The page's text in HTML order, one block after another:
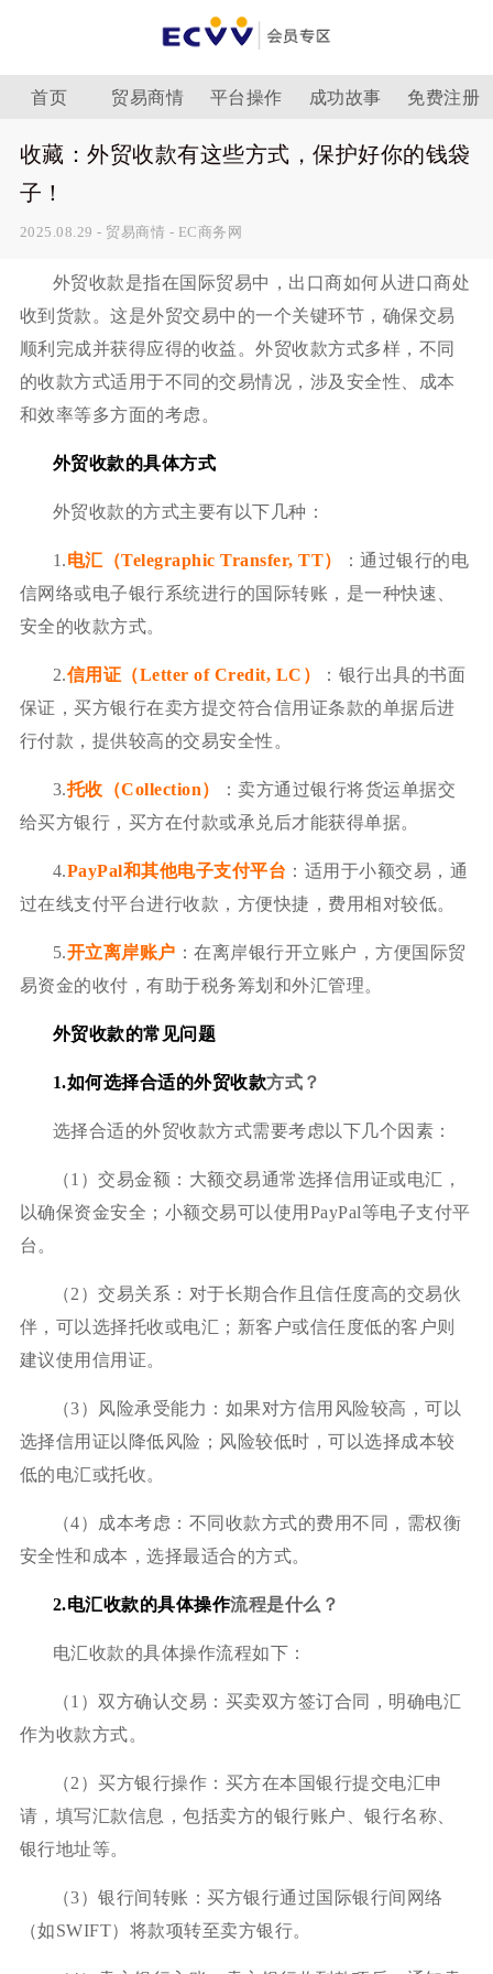
首页 贸易商情 平台操作 成功故事 免费注册
收藏：外贸收款有这些方式，保护好你的钱袋
子！
2025.08.29- 贸易商情 - EC商务网
外贸收款是指在国际贸易中，出口商如何从进口商处
收到货款。这是外贸交易中的一个关键环节，确保交易
顺利完成并获得应得的收益。外贸收款方式多样，不同
的收款方式适用于不同的交易情况，涉及安全性、成本
和效率等多方面的考虑。
外贸收款的具体方式
外贸收款的方式主要有以下几种：
1.电汇（Telegraphic Transfer, TT）
：通过银行的电
信网络或电子银行系统进行的国际转账，是一种快速、
安全的收款方式。
2.信用证（Letter of Credit, LC）
：银行出具的书面
保证，买方银行在卖方提交符合信用证条款的单据后进
行付款，提供较高的交易安全性。
3.托收（Collection）
：卖方通过银行将货运单据交
给买方银行，买方在付款或承兑后才能获得单据。
4.PayPal和其他电子支付平台 ：适用于小额交易，通
过在线支付平台进行收款，方便快捷，费用相对较低。
5.开立离岸账户 ：在离岸银行开立账户，方便国际贸
易资金的收付，有助于税务筹划和外汇管理。
外贸收款的常见问题
1.如何选择合适的外贸收款方式？
选择合适的外贸收款方式需要考虑以下几个因素：
（1）交易金额：大额交易通常选择信用证或电汇，
以确保资金安全；小额交易可以使用PayPal等电子支付平
台。
（2）交易关系：对于长期合作且信任度高的交易伙
伴，可以选择托收或电汇；新客户或信任度低的客户则
建议使用信用证。
（3）风险承受能力：如果对方信用风险较高，可以
选择信用证以降低风险；风险较低时，可以选择成本较
低的电汇或托收。
（4）成本考虑：不同收款方式的费用不同，需权衡
安全性和成本，选择最适合的方式。
2.电汇收款的具体操作流程是什么？
电汇收款的具体操作流程如下：
（1）双方确认交易：买卖双方签订合同，明确电汇
作为收款方式。
（2）买方银行操作：买方在本国银行提交电汇申
请，填写汇款信息，包括卖方的银行账户、银行名称、
银行地址等。
（3）银行间转账：买方银行通过国际银行间网络
（如SWIFT）将款项转至卖方银行。